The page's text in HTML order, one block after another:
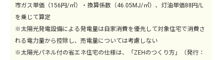
市ガス単価（156円/㎥）・換算係数（46.05MJ/㎥）、灯油単価88円/L
を乗じて算定
※太陽光発電設備による発電量は自家消費を優先して対象住宅で消費さ
れる電力量から控除し、売電量については考慮しない
※太陽光パネル付の省エネ住宅の仕様は、「ZEHのつくり方」（発行：